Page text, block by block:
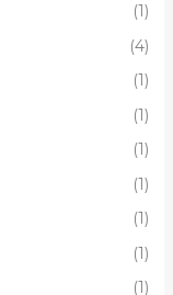
(1)
(4)
(1)
(1)
(1)
(1)
(1)
(1)
(1)